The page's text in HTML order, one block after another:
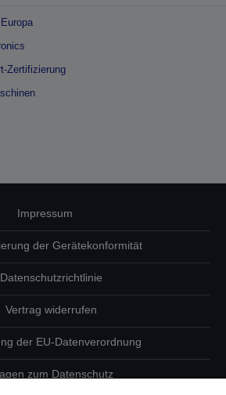
Zertifizierung
Impressum
der Gerätekonformität
Datenschutzrichtlinie
Vertrag widerrufen
der EU-Datenverordnung
zum Datenschutz